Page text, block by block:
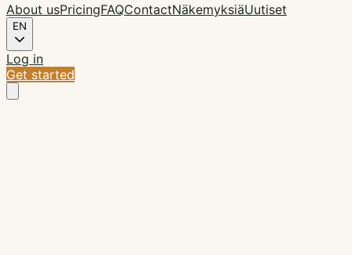
About usPricingFAQContactNäkemyksiäUutiset
EN
Log in
Get started